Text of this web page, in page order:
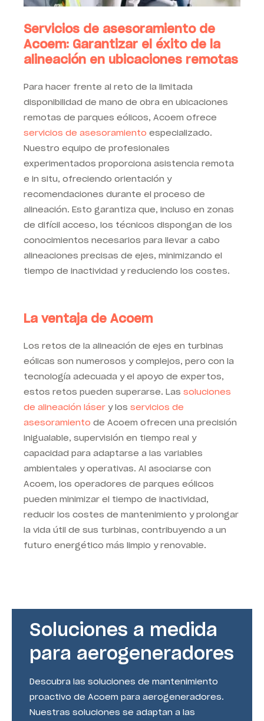
Servicios de asesoramiento de
Acoem: Garantizar el éxito de la
alineación en ubicaciones remotas
Para hacer frente al reto de la limitada
disponibilidad de mano de obra en ubicaciones
remotas de parques eólicos, Acoem ofrece
servicios de asesoramiento especializado.
Nuestro equipo de profesionales
experimentados proporciona asistencia remota
e in situ, ofreciendo orientación y
recomendaciones durante el proceso de
alineación. Esto garantiza que, incluso en zonas
de difícil acceso, los técnicos dispongan de los
conocimientos necesarios para llevar a cabo
alineaciones precisas de ejes, minimizando el
tiempo de inactividad y reduciendo los costes.
La ventaja de Acoem
Los retos de la alineación de ejes en turbinas
eólicas son numerosos y complejos, pero con la
tecnología adecuada y el apoyo de expertos,
estos retos pueden superarse. Las soluciones
de alineación láser y los servicios de
asesoramiento de Acoem ofrecen una precisión
inigualable, supervisión en tiempo real y
capacidad para adaptarse a las variables
ambientales y operativas. Al asociarse con
Acoem, los operadores de parques eólicos
pueden minimizar el tiempo de inactividad,
reducir los costes de mantenimiento y prolongar
la vida útil de sus turbinas, contribuyendo a un
futuro energético más limpio y renovable.
Soluciones a medida
para aerogeneradores
Descubra las soluciones de mantenimiento
proactivo de Acoem para aerogeneradores.
Nuestras soluciones se adaptan a las